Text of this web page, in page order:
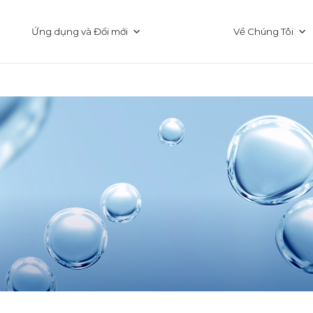
Ứng dụng và Đổi mới Về Chúng Tôi